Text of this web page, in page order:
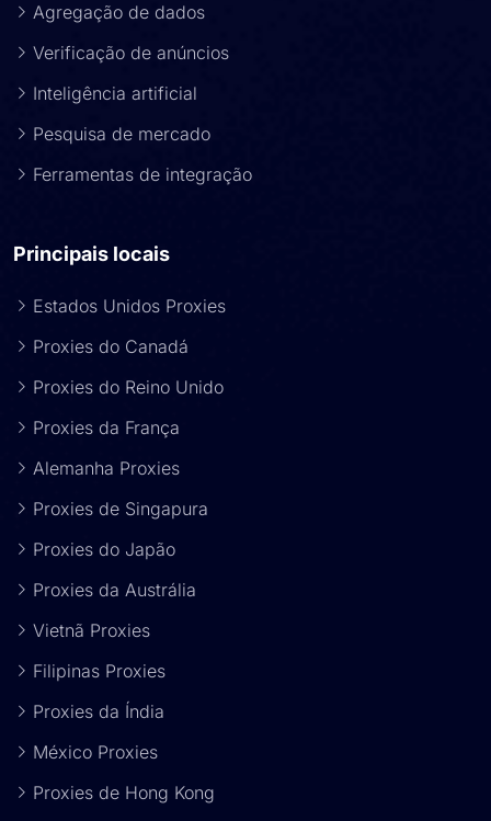
Agregação de dados
Verificação de anúncios
Inteligência artificial
Pesquisa de mercado
Ferramentas de integração
Principais locais
Estados Unidos Proxies
Proxies do Canadá
Proxies do Reino Unido
Proxies da França
Alemanha Proxies
Proxies de Singapura
Proxies do Japão
Proxies da Austrália
Vietnã Proxies
Filipinas Proxies
Proxies da Índia
México Proxies
Proxies de Hong Kong